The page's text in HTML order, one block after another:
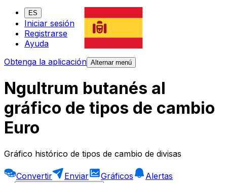
ES
Iniciar sesión
Registrarse
Ayuda
Obtenga la aplicación Alternar menú
Ngultrum butanés al
gráfico de tipos de cambio
Euro
Gráfico histórico de tipos de cambio de divisas
Convertir Enviar Gráficos
Alertas